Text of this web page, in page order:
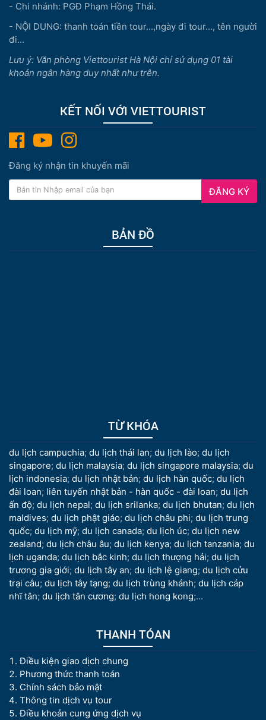
- Chi nhánh: PGĐ Phạm Hồng Thái.
- NỘI DUNG: thanh toán tiền tour...,ngày đi tour..., tên người
đi...
Lưu ý: Văn phòng Viettourist Hà Nội chỉ sử dụng 01 tài
khoản ngân hàng duy nhất như trên.
KẾT NỐI VỚI VIETTOURIST
Đăng ký nhận tin khuyến mãi
ĐĂNG KÝ
BẢN ĐỒ
TỪ KHÓA
du lịch campuchia; du lịch thái lan; du lịch lào; du lịch
singapore; du lịch malaysia; du lịch singapore malaysia; du
lịch indonesia; du lịch nhật bản; du lịch hàn quốc; du lịch
đài loan; liên tuyến nhật bản - hàn quốc - đài loan; du lịch
ấn độ; du lịch nepal; du lịch srilanka; du lịch bhutan; du lịch
maldives; du lịch phật giáo; du lịch châu phi; du lịch trung
quốc; du lịch mỹ; du lịch canada; du lịch úc; du lịch new
zealand; du lịch châu âu; du lịch kenya; du lịch tanzania; du
lịch uganda; du lịch bắc kinh; du lịch thượng hải; du lịch
trương gia giới; du lịch tây an; du lịch lệ giang; du lịch cửu
trại câu; du lịch tây tạng; du lịch trùng khánh; du lịch cáp
nhĩ tân; du lịch tân cương; du lịch hong kong;...
THANH TÓAN
Điều kiện giao dịch chung
Phương thức thanh toán
Chính sách bảo mật
Thông tin dịch vụ tour
Điều khoản cung ứng dịch vụ